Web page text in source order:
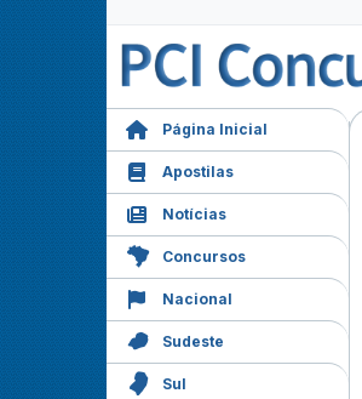
Página Inicial
Apostilas
Notícias
Concursos
Nacional
Sudeste
Sul